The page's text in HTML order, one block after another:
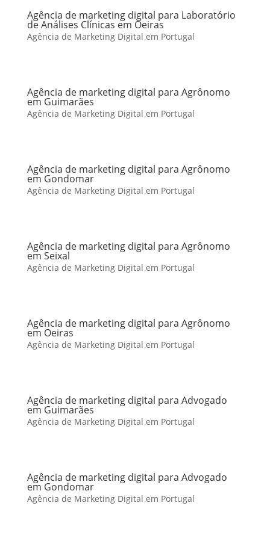
Agência de marketing digital para Laboratório
de Análises Clínicas em Oeiras
Agência de Marketing Digital em Portugal
Agência de marketing digital para Agrônomo
em Guimarães
Agência de Marketing Digital em Portugal
Agência de marketing digital para Agrônomo
em Gondomar
Agência de Marketing Digital em Portugal
Agência de marketing digital para Agrônomo
em Seixal
Agência de Marketing Digital em Portugal
Agência de marketing digital para Agrônomo
em Oeiras
Agência de Marketing Digital em Portugal
Agência de marketing digital para Advogado
em Guimarães
Agência de Marketing Digital em Portugal
Agência de marketing digital para Advogado
em Gondomar
Agência de Marketing Digital em Portugal